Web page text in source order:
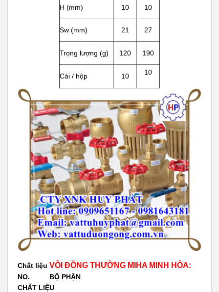
H (mm) 10 10
Sw (mm) 21 27
Trọng lượng (g) 120 190
Cái / hộp 10 10
Chất liệu VÒI ĐỒNG THƯỜNG MIHA MINH HÒA:
NO. BỘ PHẬN
CHẤT LIỆU